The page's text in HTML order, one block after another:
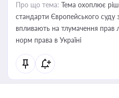
Про що тема: Тема охоплює
стандарти Європейського суду
впливають на тлумачення прав
норм права в Україні